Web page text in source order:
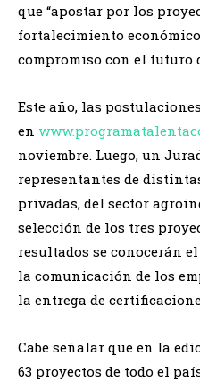
que “apostar por los
fortalecimiento
compromiso con el futuro
Este año, las
en
noviembre. Luego, un
representantes de
privadas, del sector
selección de los tres
resultados se conocerán
la comunicación de los
la entrega de
Cabe señalar que en la
63 proyectos de todo el